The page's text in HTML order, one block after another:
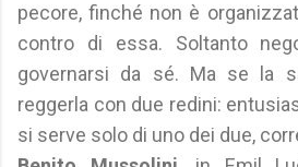
pecore, finché non è
contro di essa. Soltanto
governarsi da sé. Ma se la
reggerla con due redini:
si serve solo di uno dei due,